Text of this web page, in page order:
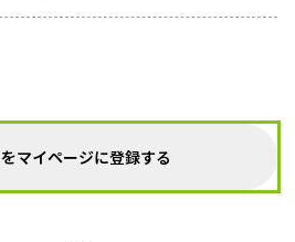
マイページに登録する